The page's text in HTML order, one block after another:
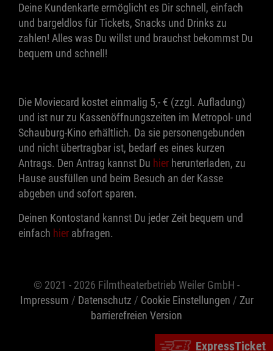
ExpressTicket
Deine Kundenkarte ermöglicht es Dir schnell, einfach
und bargeldlos für Tickets, Snacks und Drinks zu
zahlen! Alles was Du willst und brauchst bekommst Du
bequem und schnell!
Die Moviecard kostet einmalig 5,- € (zzgl. Aufladung)
und ist nur zu Kassenöffnungszeiten im Metropol- und
Schauburg-Kino erhältlich. Da sie personengebunden
und nicht übertragbar ist, bedarf es eines kurzen
Antrags. Den Antrag kannst Du hier herunterladen, zu
Hause ausfüllen und beim Besuch an der Kasse
abgeben und sofort sparen.
Deinen Kontostand kannst Du jeder Zeit bequem und
einfach hier abfragen.
© 2021 - 2026 Filmtheaterbetrieb Weiler GmbH -
Impressum / Datenschutz / Cookie Einstellungen / Zur
barrierefreien Version